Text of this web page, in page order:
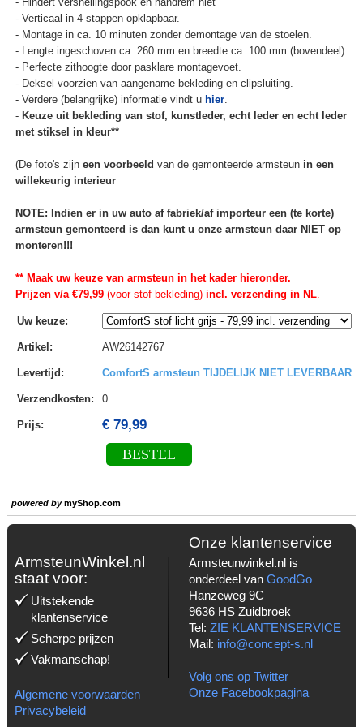
- Verticaal in 4 stappen opklapbaar.
- Montage in ca. 10 minuten zonder demontage van de stoelen.
- Lengte ingeschoven ca. 260 mm en breedte ca. 100 mm (bovendeel).
- Perfecte zithoogte door pasklare montagevoet.
- Deksel voorzien van aangename bekleding en clipsluiting.
- Verdere (belangrijke) informatie vindt u hier.
- Keuze uit bekleding van stof, kunstleder, echt leder en echt leder
met stiksel in kleur**
(De foto's zijn een voorbeeld van de gemonteerde armsteun in een
willekeurig interieur
NOTE: Indien er in uw auto af fabriek/af importeur een (te korte)
armsteun gemonteerd is dan kunt u onze armsteun daar NIET op
monteren!!!
** Maak uw keuze van armsteun in het kader hieronder.
Prijzen v/a €79,99(voor stof bekleding)incl. verzending in NL.
Uw keuze:
Artikel : AW26142767
Levertijd : ComfortS armsteun TIJDELIJK NIET LEVERBAAR
Verzendkosten: 0
Prijs: € 79,99
BESTEL
powered bymyShop.com
ArmsteunWinkel.nl
staat voor:
Uitstekende
klantenservice
Scherpe prijzen
Vakmanschap!
Algemene voorwaarden
Privacybeleid
Onze klantenservice
Armsteunwinkel.nl is
onderdeel van GoodGo
Hanzeweg 9C
9636 HS Zuidbroek
Tel: ZIE KLANTENSERVICE
Mail: info@concept-s.nl
Volg ons op Twitter
Onze Facebookpagina